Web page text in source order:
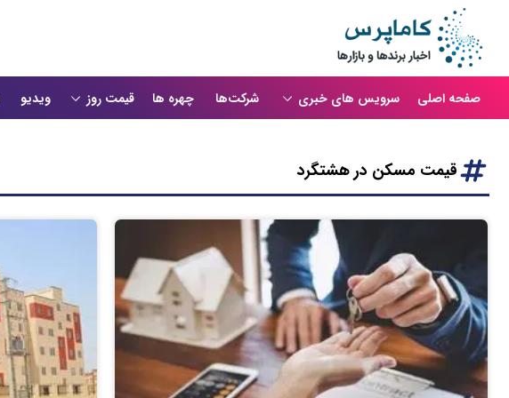
صفحه اصلی سرویس های خبری شرکت‌ها چهره ها قیمت روز ویدیو
قیمت مسکن در هشتگرد